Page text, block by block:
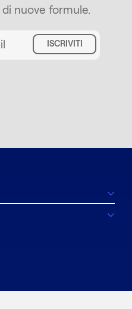
nuove formule.
ISCRIVITI